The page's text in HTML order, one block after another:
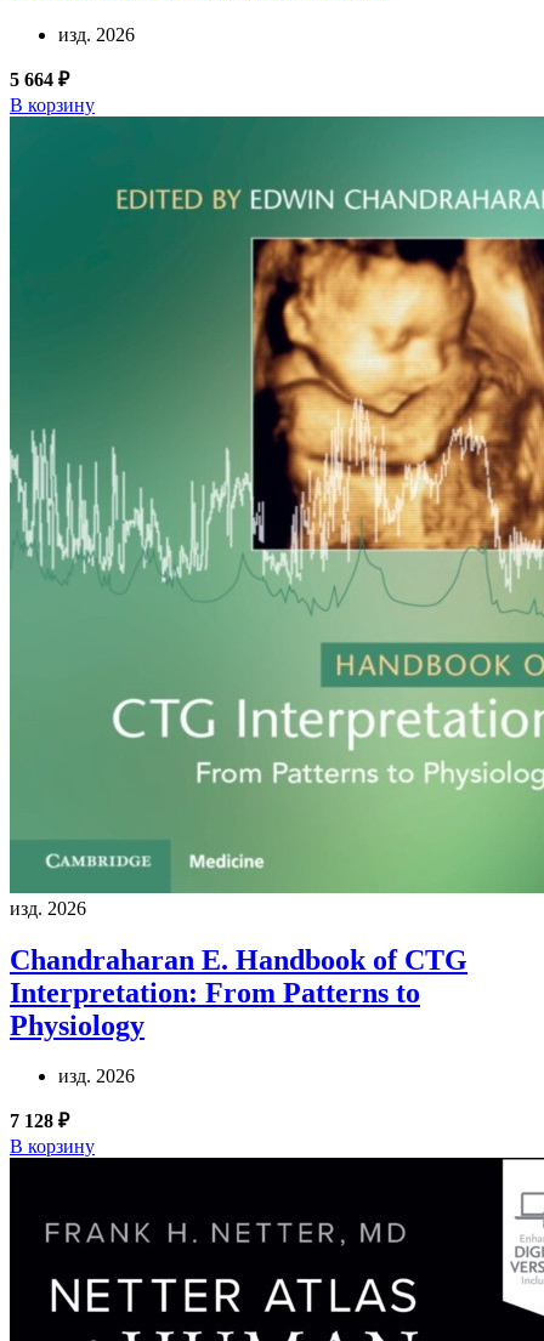
изд. 2026
5 664 ₽
В корзину
изд. 2026
Chandraharan E. Handbook of CTG
Interpretation: From Patterns to
Physiology
изд. 2026
7 128 ₽
В корзину